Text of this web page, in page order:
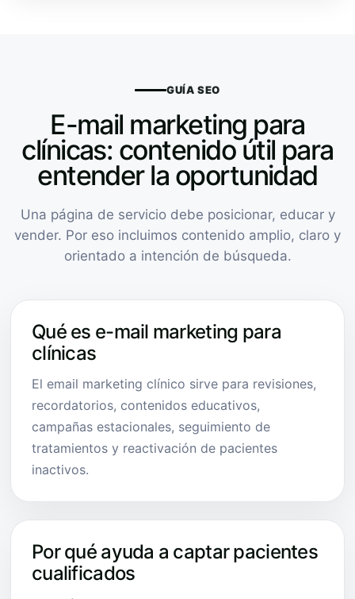
GUÍA SEO
E-mail marketing para
clínicas: contenido útil para
entender la oportunidad
Una página de servicio debe posicionar, educar y
vender. Por eso incluimos contenido amplio, claro y
orientado a intención de búsqueda.
Qué es e-mail marketing para
clínicas
El email marketing clínico sirve para revisiones,
recordatorios, contenidos educativos,
campañas estacionales, seguimiento de
tratamientos y reactivación de pacientes
inactivos.
Por qué ayuda a captar pacientes
cualificados